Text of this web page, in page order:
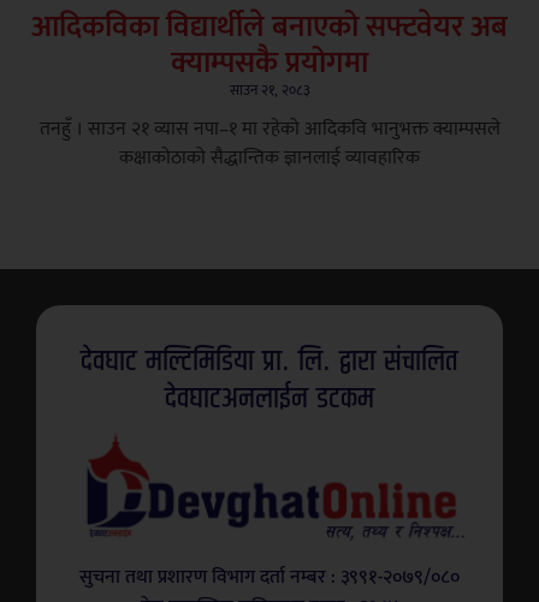
आदिकविका विद्यार्थीले बनाएको सफ्टवेयर अब
क्याम्पसकै प्रयोगमा
साउन २१, २०८३
तनहुँ । साउन २१ ​व्यास नपा–१ मा रहेको आदिकवि भानुभक्त क्याम्पसले
कक्षाकोठाको सैद्धान्तिक ज्ञानलाई व्यावहारिक
देवघाट मल्टिमिडिया प्रा. लि. द्वारा संचालित
देवघाटअनलाईन डटकम
सुचना तथा प्रशारण विभाग दर्ता नम्बर : ३९९१-२०७९/०८०